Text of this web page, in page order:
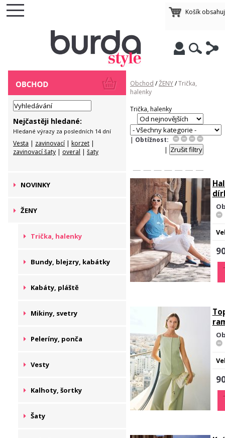
Košík
Nejčastěji hledané:
Hledané výrazy za posledních 14 dní
Vesta | zavinovací | korzet |
zavinovací šaty | overal | šaty
NOVINKY
ŽENY
Trička, halenky
Bundy, blejzry, kabátky
Kabáty, pláště
Mikiny, svetry
Peleríny, ponča
Vesty
Kalhoty, šortky
Šaty
Obchod /ŽENY/Trička,
halenky
Trička, halenky
| Obtížnost:
|